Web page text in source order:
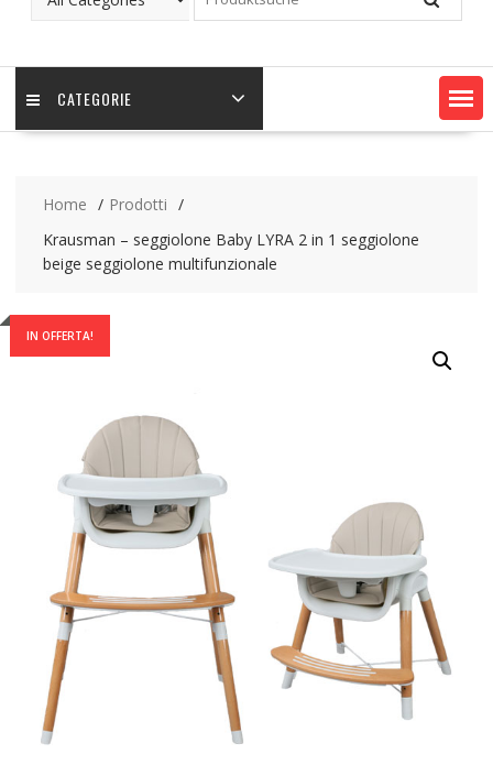
CATEGORIE
Home
Prodotti
Krausman – seggiolone Baby LYRA 2 in 1 seggiolone
beige seggiolone multifunzionale
IN OFFERTA!